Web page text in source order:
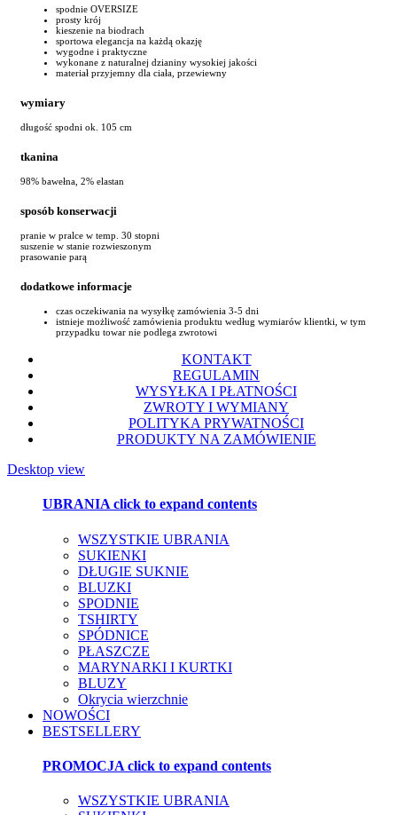
spodnie OVERSIZE
prosty krój
kieszenie na biodrach
sportowa elegancja na każdą okazję
wygodne i praktyczne
wykonane z naturalnej dzianiny wysokiej jakości
materiał przyjemny dla ciała, przewiewny
wymiary
długość spodni ok. 105 cm
tkanina
98% bawełna, 2% elastan
sposób konserwacji
pranie w pralce w temp. 30 stopni
suszenie w stanie rozwieszonym
prasowanie parą
dodatkowe informacje
czas oczekiwania na wysyłkę zamówienia 3-5 dni
istnieje możliwość zamówienia produktu według wymiarów klientki, w tym
przypadku towar nie podlega zwrotowi
KONTAKT
REGULAMIN
WYSYŁKA I PŁATNOŚCI
ZWROTY I WYMIANY
POLITYKA PRYWATNOŚCI
PRODUKTY NA ZAMÓWIENIE
Desktop view
UBRANIAclick to expand contents
WSZYSTKIE UBRANIA
SUKIENKI
DŁUGIE SUKNIE
BLUZKI
SPODNIE
TSHIRTY
SPÓDNICE
PŁASZCZE
MARYNARKI I KURTKI
BLUZY
Okrycia wierzchnie
NOWOŚCI
BESTSELLERY
PROMOCJA click to expand contents
WSZYSTKIE UBRANIA